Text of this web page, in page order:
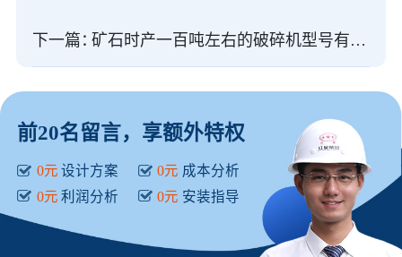
下一篇： 矿石时产一百吨左右的破碎机型号有哪些?直销厂家
前20名留言，享额外特权
0元 设计方案 0元 成本分析
0元 利润分析 0元 安装指导